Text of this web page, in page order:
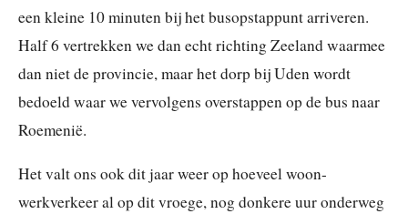
een kleine 10 minuten bij het busopstappunt arriveren.
Half 6 vertrekken we dan echt richting Zeeland waarmee
dan niet de provincie, maar het dorp bij Uden wordt
bedoeld waar we vervolgens overstappen op de bus naar
Roemenië.
Het valt ons ook dit jaar weer op hoeveel woon-
werkverkeer al op dit vroege, nog donkere uur onderweg